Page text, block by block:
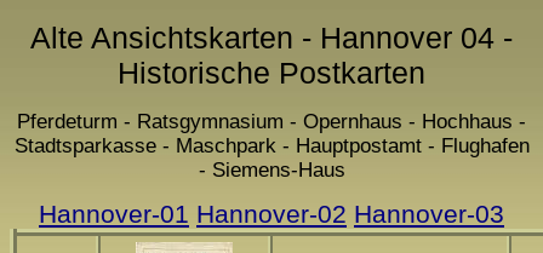
Alte Ansichtskarten - Hannover 04 -
Historische Postkarten
Pferdeturm - Ratsgymnasium - Opernhaus - Hochhaus -
Stadtsparkasse - Maschpark - Hauptpostamt - Flughafen
- Siemens-Haus
Hannover-01 Hannover-02 Hannover-03